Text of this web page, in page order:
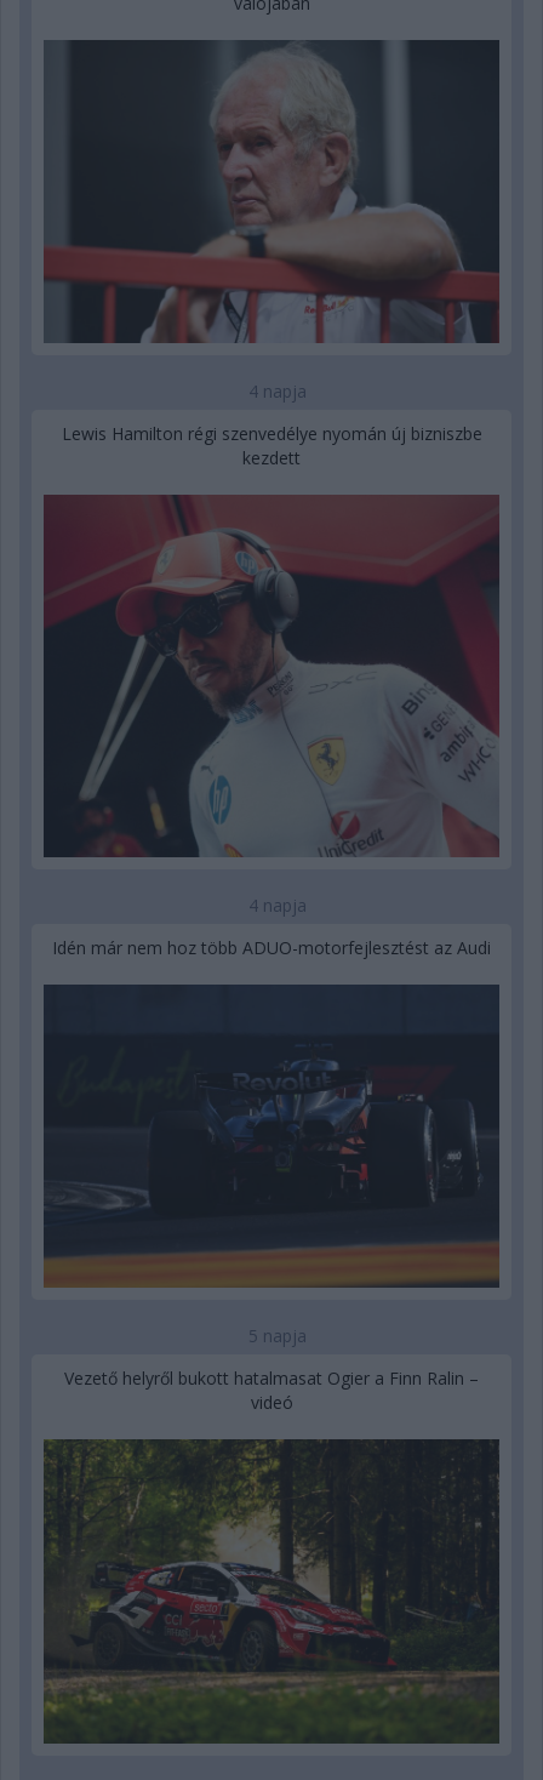
4 napja
Lewis Hamilton régi szenvedélye nyomán új bizniszbe
kezdett
4 napja
Idén már nem hoz több ADUO-motorfejlesztést az Audi
5 napja
Vezető helyről bukott hatalmasat Ogier a Finn Ralin –
videó